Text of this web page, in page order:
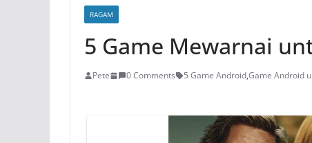
RAGAM
5 Game Mewarnai
Pete 0 Comments 5 Game Android,Game Android